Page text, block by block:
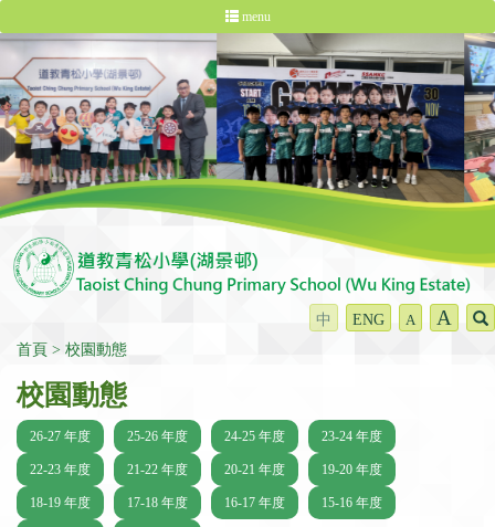
menu
中 ENG A A
首頁 校園動態
校園動態
26-27 年度 25-26 年度 24-25 年度 23-24 年度
22-23 年度 21-22 年度 20-21 年度 19-20 年度
18-19 年度 17-18 年度 16-17 年度 15-16 年度